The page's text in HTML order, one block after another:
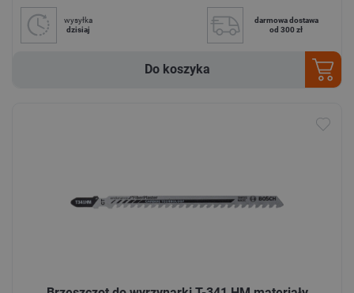
wysyłka
dzisiaj
darmowa dostawa
od 300 zł
Do koszyka